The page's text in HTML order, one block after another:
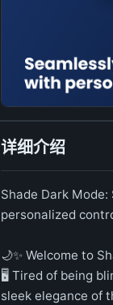
详细介绍
Shade Dark
personalized
🌙✨ Welcome to
🖥️ Tired of being
sleek elegance of